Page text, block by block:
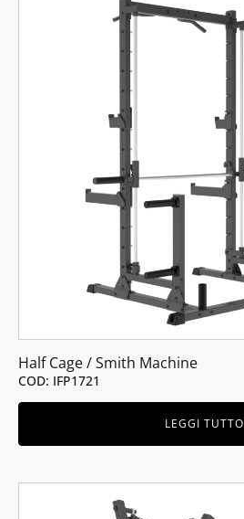
Half Cage / Smith Machine
COD: IFP1721
LEGGI TUTTO